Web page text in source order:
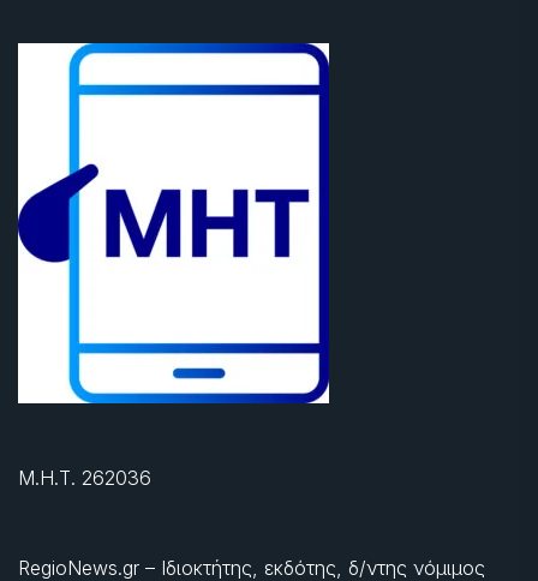
Μ.Η.Τ. 262036
RegioNews.gr – Ιδιοκτήτης, εκδότης, δ/ντης νόμιμος